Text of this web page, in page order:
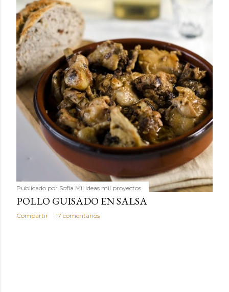
Publicado por Sofía Mil ideas mil proyectos
POLLO GUISADO EN SALSA
Compartir 17 comentarios